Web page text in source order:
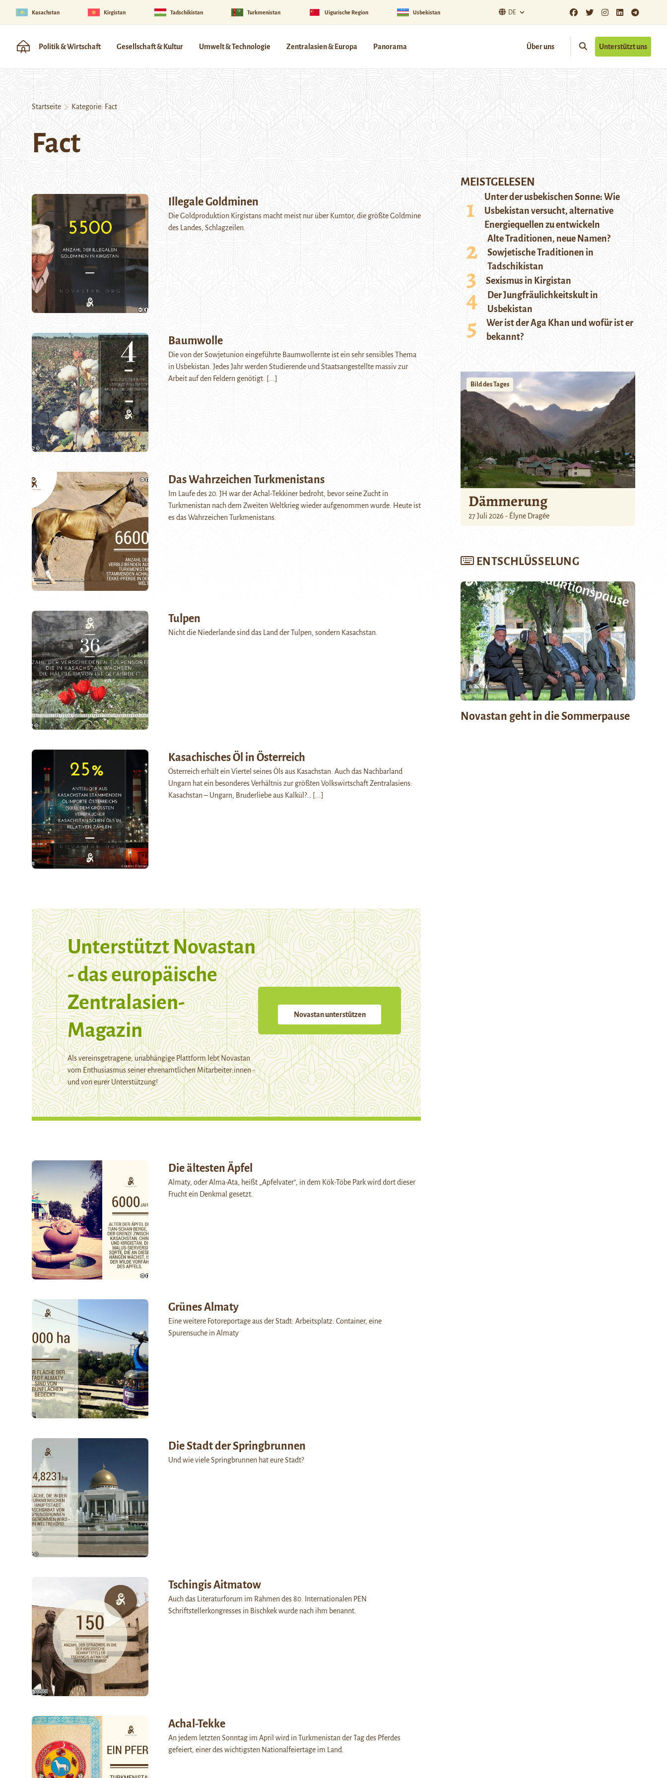
Kasachstan Kirgistan Tadschikistan Turkmenistan Uigurische Region Usbekistan DE
Politik & Wirtschaft Gesellschaft & Kultur Umwelt & Technologie Zentralasien & Europa Panorama Über uns Unterstützt uns
Startseite Kategorie: Fact
Fact
Illegale Goldminen
Die Goldproduktion Kirgistans macht meist nur über Kumtor, die größte Goldmine
des Landes, Schlagzeilen.
Baumwolle
Die von der Sowjetunion eingeführte Baumwollernte ist ein sehr sensibles Thema
in Usbekistan. Jedes Jahr werden Studierende und Staatsangestellte massiv zur
Arbeit auf den Feldern genötigt. [...]
Das Wahrzeichen Turkmenistans
Im Laufe des 20. JH war der Achal-Tekkiner bedroht, bevor seine Zucht in
Turkmenistan nach dem Zweiten Weltkrieg wieder aufgenommen wurde. Heute ist
es das Wahrzeichen Turkmenistans.
Tulpen
Nicht die Niederlande sind das Land der Tulpen, sondern Kasachstan.
Kasachisches Öl in Österreich
Österreich erhält ein Viertel seines Öls aus Kasachstan. Auch das Nachbarland
Ungarn hat ein besonderes Verhältnis zur größten Volkswirtschaft Zentralasiens:
Kasachstan – Ungarn, Bruderliebe aus Kalkül?…
[...]
Unterstützt Novastan
- das europäische
Zentralasien-
Magazin
Als vereinsgetragene, unabhängige Plattform lebt Novastan
vom Enthusiasmus seiner ehrenamtlichen Mitarbeiter:innen -
und von eurer Unterstützung!
Novastan unterstützen
Die ältesten Äpfel
Almaty, oder Alma-Ata, heißt „Apfelvater“, in dem Kök-Töbe Park wird dort dieser
Frucht ein Denkmal gesetzt.
Grünes Almaty
Eine weitere Fotoreportage aus der Stadt: Arbeitsplatz: Container, eine
Spurensuche in Almaty
Die Stadt der Springbrunnen
Und wie viele Springbrunnen hat eure Stadt?
Tschingis Aitmatow
Auch das Literaturforum im Rahmen des 80. Internationalen PEN
Schriftstellerkongresses in Bischkek wurde nach ihm benannt.
Achal-Tekke
An jedem letzten Sonntag im April wird in Turkmenistan der Tag des Pferdes
gefeiert, einer des wichtigsten Nationalfeiertage im Land.
MEISTGELESEN
Unter der usbekischen Sonne: Wie
Usbekistan versucht, alternative
Energiequellen zu entwickeln
Alte Traditionen, neue Namen?
Sowjetische Traditionen in
Tadschikistan
Sexismus in Kirgistan
Der Jungfräulichkeitskult in
Usbekistan
Wer ist der Aga Khan und wofür ist er
bekannt?
Bild des Tages
Dämmerung
27 Juli 2026 - Élyne Dragée
ENTSCHLÜSSELUNG
Novastan geht in die Sommerpause